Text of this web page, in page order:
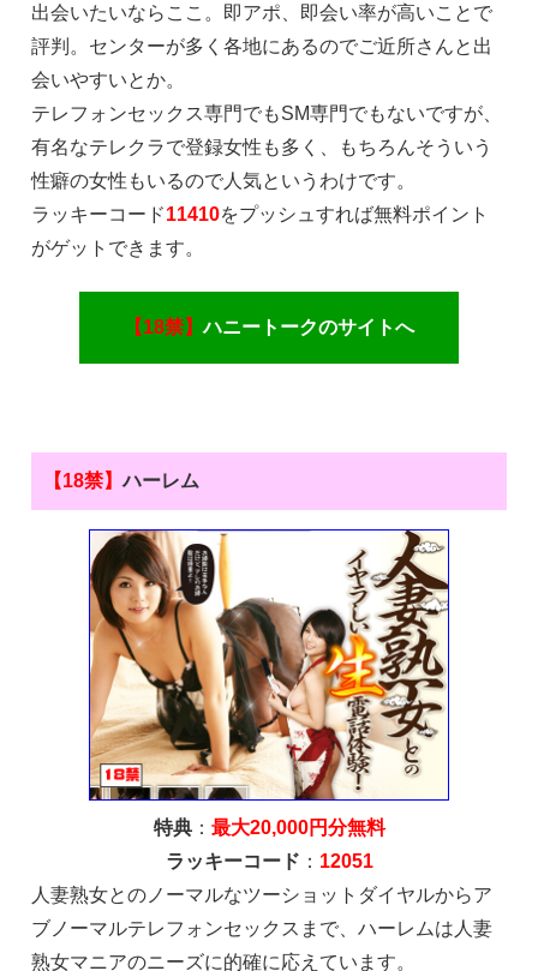
出会いたいならここ。即アポ、即会い率が高いことで
評判。センターが多く各地にあるのでご近所さんと出
会いやすいとか。
テレフォンセックス専門でもSM専門でもないですが、
有名なテレクラで登録女性も多く、もちろんそういう
性癖の女性もいるので人気というわけです。
ラッキーコード11410をプッシュすれば無料ポイント
がゲットできます。
【18禁】ハニートークのサイトへ
【18禁】ハーレム
特典： 最大20,000円分無料
ラッキーコード ： 12051
人妻熟女とのノーマルなツーショットダイヤルからア
ブノーマルテレフォンセックスまで、ハーレムは人妻
熟女マニアのニーズに的確に応えています。